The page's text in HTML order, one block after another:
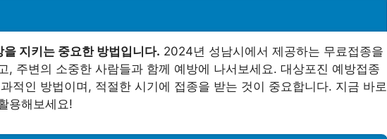
지키는 중요한 방법입니다. 2024년 성남시에서 제공하는 무료접종을
, 주변의 소중한 사람들과 함께 예방에 나서보세요. 대상포진 예방접종
적인 방법이며, 적절한 시기에 접종을 받는 것이 중요합니다. 지금 바로
용해보세요!